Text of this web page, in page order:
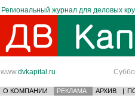
Региональный журнал для деловых
www.dvkapital.ru
О КОМПАНИИ РЕКЛАМА АРХИВ |